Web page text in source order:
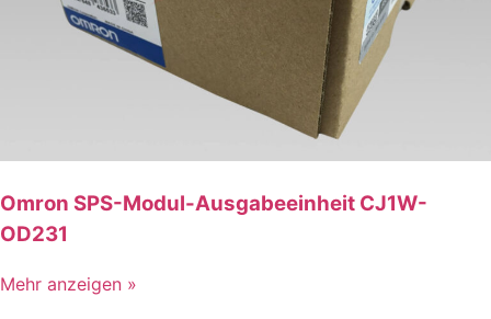
Omron SPS-Modul-Ausgabeeinheit CJ1W-
OD231
Mehr anzeigen »